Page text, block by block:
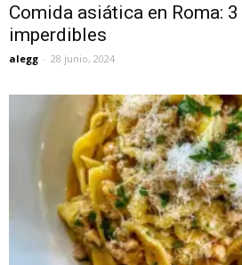
Comida asiática en Roma:
imperdibles
alegg - 28 junio, 2024